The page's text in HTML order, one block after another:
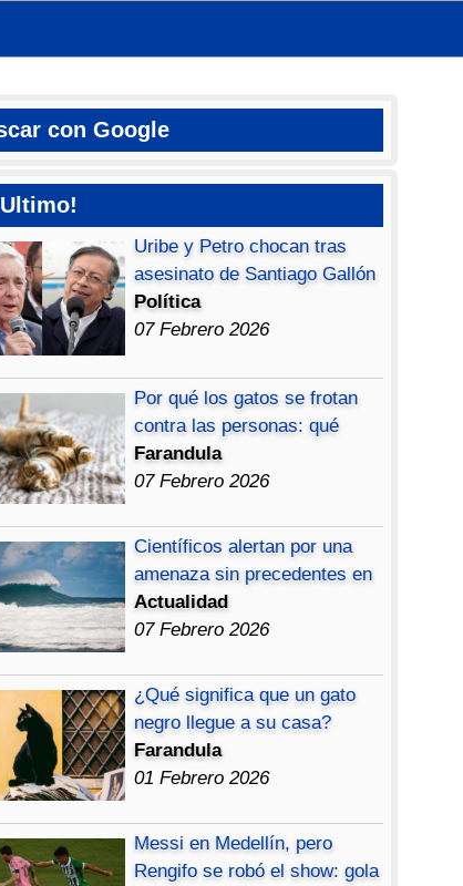
con Google
Uribe y Petro chocan tras
asesinato de Santiago Gallón
Política
07 Febrero 2026
Por qué los gatos se frotan
contra las personas: qué
Farandula
07 Febrero 2026
Científicos alertan por una
amenaza sin precedentes en
Actualidad
07 Febrero 2026
¿Qué significa que un gato
negro llegue a su casa?
Farandula
01 Febrero 2026
Messi en Medellín, pero
Rengifo se robó el show: gola